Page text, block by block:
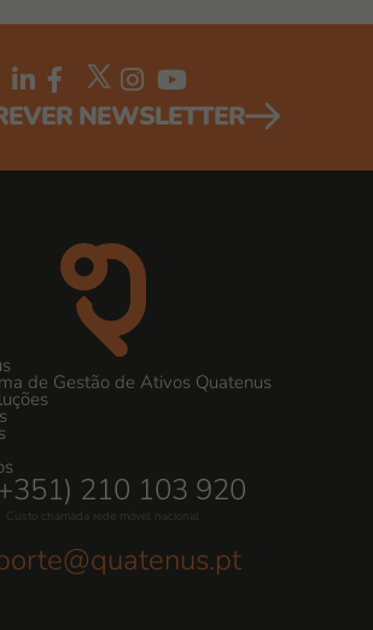
NEWSLETTER
de Gestão de Ativos Quatenus
210 103 920
Custo chamada rede móvel nacional